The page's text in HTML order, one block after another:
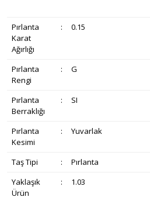
Pırlanta
Karat
Ağırlığı
: 0.15
Pırlanta
Rengi
: G
Pırlanta
Berraklığı
: SI
Pırlanta
Kesimi
: Yuvarlak
Taş Tipi :
Pırlanta
Yaklaşık
Ürün
: 1.03